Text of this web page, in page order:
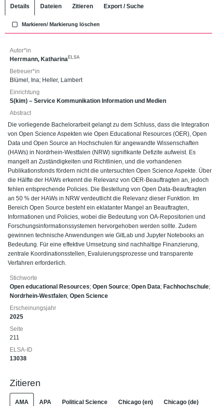
Details Dateien Zitieren Export / Suche
Markieren/ Markierung löschen
Autor*in
Herrmann, Katharina ELSA
Betreuer*in
Blümel, Ina; Heller, Lambert
Einrichtung
S(kim) – Service Kommunikation Information und Medien
Abstract
Die vorliegende Bachelorarbeit gelangt zu dem Schluss, dass die Integration
von Open Science Aspekten wie Open Educational Resources (OER), Open
Data und Open Source an Hochschulen für angewandte Wissenschaften
(HAWs) in Nordrhein-Westfalen (NRW) signifikante Defizite aufweist. Es
mangelt an Zuständigkeiten und Richtlinien, und die vorhandenen
Publikationsfonds fördern nicht die untersuchten Open Science Aspekte. Über
die Hälfte der HAWs erkennt die Relevanz von OER-Beauftragten an, jedoch
fehlen entsprechende Policies. Die Bestellung von Open Data-Beauftragten
an 50 % der HAWs in NRW verdeutlicht die Relevanz dieser Funktion. Im
Bereich Open Source besteht ein eklatanter Mangel an Beauftragten,
Informationen und Policies, wobei die Bedeutung von OA-Repositorien und
Forschungsinformationssystemen hervorgehoben werden sollte. Zudem
gewinnen technische Anwendungen wie GitLab und Jupyter Notebooks an
Bedeutung. Für eine effektive Umsetzung sind nachhaltige Finanzierung,
zentrale Koordinationsstellen, Evaluierungsprozesse und transparente
Verfahren erforderlich.
Stichworte
Open educational Resources; Open Source; Open Data; Fachhochschule;
Nordrhein-Westfalen; Open Science
Erscheinungsjahr
2025
Seite
211
ELSA-ID
13038
Zitieren
AMA APA Political Science Chicago (en) Chicago (de)